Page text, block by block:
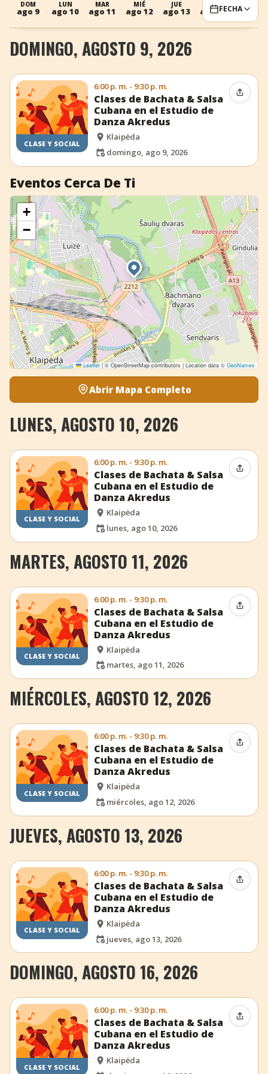
+ Añadir evento
DOM
ago 9
LUN
ago 10
MAR
ago 11
MIÉ
ago 12
JUE
ago 13
DOM
ago 16
LUN
ago 17
FECHA
DOMINGO, AGOSTO 9, 2026
CLASE Y SOCIAL
6:00 p. m. - 9:30 p. m.
Clases de Bachata & Salsa
Cubana en el Estudio de
Danza Akredus
Klaipėda
domingo, ago 9, 2026
Eventos Cerca De Ti
+
−
Leaflet |© OpenStreetMap contributors | Location data © GeoNames
Abrir Mapa Completo
LUNES, AGOSTO 10, 2026
CLASE Y SOCIAL
6:00 p. m. - 9:30 p. m.
Clases de Bachata & Salsa
Cubana en el Estudio de
Danza Akredus
Klaipėda
lunes, ago 10, 2026
MARTES, AGOSTO 11, 2026
CLASE Y SOCIAL
6:00 p. m. - 9:30 p. m.
Clases de Bachata & Salsa
Cubana en el Estudio de
Danza Akredus
Klaipėda
martes, ago 11, 2026
MIÉRCOLES, AGOSTO 12, 2026
CLASE Y SOCIAL
6:00 p. m. - 9:30 p. m.
Clases de Bachata & Salsa
Cubana en el Estudio de
Danza Akredus
Klaipėda
miércoles, ago 12, 2026
JUEVES, AGOSTO 13, 2026
CLASE Y SOCIAL
6:00 p. m. - 9:30 p. m.
Clases de Bachata & Salsa
Cubana en el Estudio de
Danza Akredus
Klaipėda
jueves, ago 13, 2026
DOMINGO, AGOSTO 16, 2026
CLASE Y SOCIAL
6:00 p. m. - 9:30 p. m.
Clases de Bachata & Salsa
Cubana en el Estudio de
Danza Akredus
Klaipėda